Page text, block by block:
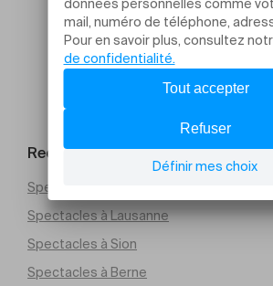
Rechercher un évènement
Spectacles à Genève
Spectacles à Lausanne
Spectacles à Sion
Spectacles à Berne